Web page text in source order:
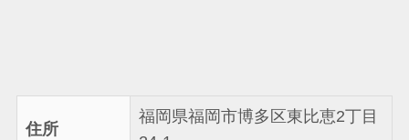
住所
福岡県福岡市博多区東比恵2丁目